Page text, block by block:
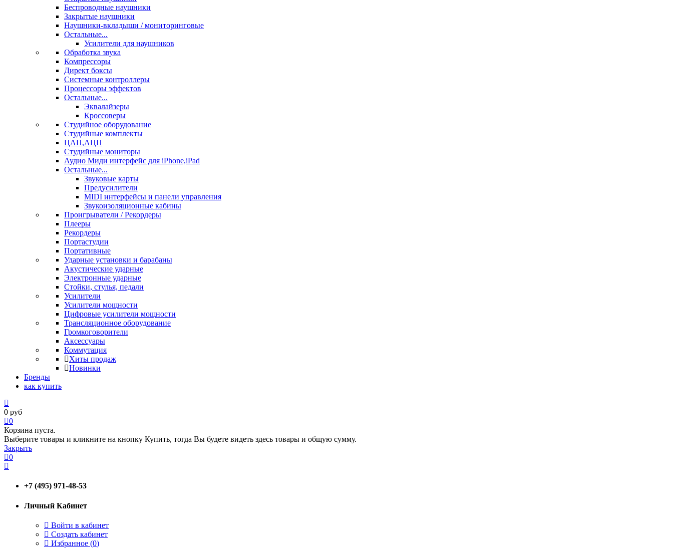
Беспроводные наушники
Закрытые наушники
Наушники-вкладыши / мониторинговые
Остальные...
Усилители для наушников
Обработка звука
Компрессоры
Директ боксы
Системные контроллеры
Процессоры эффектов
Остальные...
Эквалайзеры
Кроссоверы
Студийное оборудование
Студийные комплекты
ЦАП,АЦП
Студийные мониторы
Аудио Миди интерфейс для iPhone,iPad
Остальные...
Звуковые карты
Предусилители
MIDI интерфейсы и панели управления
Звукоизоляционные кабины
Проигрыватели / Рекордеры
Плееры
Рекордеры
Портастудии
Портативные
Ударные установки и барабаны
Акустические ударные
Электронные ударные
Стойки, стулья, педали
Усилители
Усилители мощности
Цифровые усилители мощности
Трансляционное оборудование
Громкоговорители
Аксессуары
Коммутация
Хиты продаж
Новинки
Бренды
как купить
0 руб
0
Корзина пуста.
Выберите товары и кликните на кнопку Купить, тогда Вы будете видеть здесь товары и общую сумму.
Закрыть
0
+7 (495) 971-48-53
Личный Кабинет
Войти в кабинет
Создать кабинет
Избранное (0)